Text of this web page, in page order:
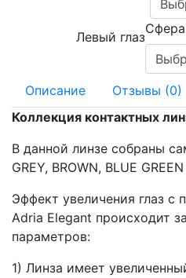
Левый глаз
Описание
Отзывы (0)
Коллекция контактных
В данной линзе собраны
GREY, BROWN, BLUE GREEN
Эффект увеличения глаз
Adria Elegant происходит
параметров:
1) Линза имеет